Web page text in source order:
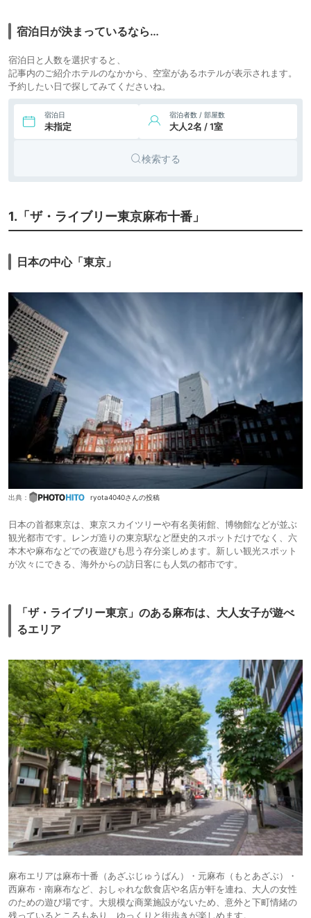
宿泊日が決まっているなら…
宿泊日と人数を選択すると、
記事内のご紹介ホテルのなかから、空室があるホテルが表示されます。
予約したい日で探してみてくださいね。
宿泊日
未指定
宿泊者数 / 部屋数
大人2名 / 1室
検索する
1.「ザ・ライブリー東京麻布十番」
日本の中心「東京」
出典： ryota4040さんの投稿
日本の首都東京は、東京スカイツリーや有名美術館、博物館などが並ぶ
観光都市です。レンガ造りの東京駅など歴史的スポットだけでなく、六
本木や麻布などでの夜遊びも思う存分楽しめます。新しい観光スポット
が次々にできる、海外からの訪日客にも人気の都市です。
「ザ・ライブリー東京」のある麻布は、大人女子が遊べ
るエリア
麻布エリアは麻布十番（あざぶじゅうばん）・元麻布（もとあざぶ）・
西麻布・南麻布など、おしゃれな飲食店や名店が軒を連ね、大人の女性
のための遊び場です。大規模な商業施設がないため、意外と下町情緒の
残っているところもあり、ゆっくりと街歩きが楽しめます。